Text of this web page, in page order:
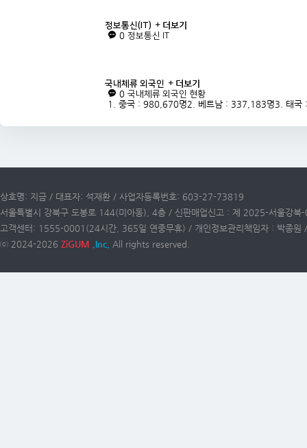
정보통신(IT)
더보기
0 정보통신 IT
국내체류 외국인
더보기
0 국내체류 외국인 현황
1. 중국 : 980,670명2. 베트남 : 337,183명3. 태국
상호명: 지금 / 대표자: 석재환 / 사업자등록번호: 603-27-73819
서울특별시 강북구 도봉로 144(미아동), 4층 / 신판매업신고 : 제 2025-서울강북
고객센터: 1555-0001(24시간, 365일 연중무휴) / 개인정보관리책임자 : 박종
ⓒ 2024-2026 ZiGUM ,Inc. All rights reserved.